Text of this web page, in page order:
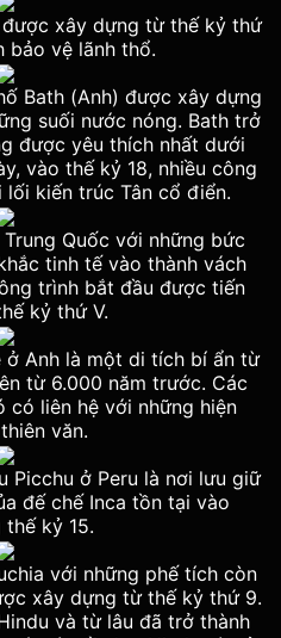
xây dựng từ thế kỷ thứ
bảo vệ lãnh thổ.
Bath (Anh) được xây dựng
suối nước nóng. Bath trở
được yêu thích nhất dưới
vào thế kỷ 18, nhiều công
kiến trúc Tân cổ điển.
Quốc với những bức
tinh tế vào thành vách
trình bắt đầu được tiến
kỷ thứ V.
ở Anh là một di tích bí ẩn từ
từ 6.000 năm trước. Các
có liên hệ với những hiện
văn.
Picchu ở Peru là nơi lưu giữ
đế chế Inca tồn tại vào
thế kỷ 15.
với những phế tích còn
xây dựng từ thế kỷ thứ 9.
và từ lâu đã trở thành